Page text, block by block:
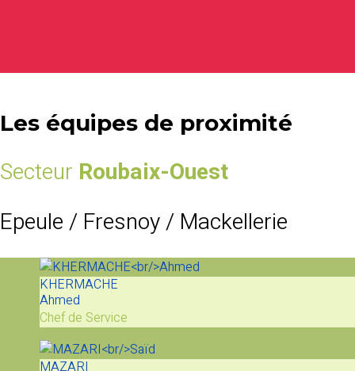
Les équipes de proximité
Secteur Roubaix-Ouest
Epeule / Fresnoy / Mackellerie
KHERMACHE
Ahmed
Chef de Service
MAZARI